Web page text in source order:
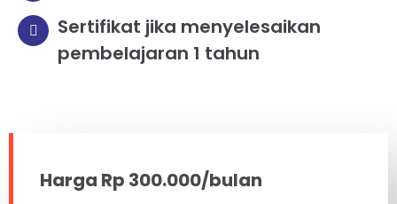
Sertifikat jika menyelesaikan
pembelajaran 1 tahun
Harga Rp 300.000/bulan